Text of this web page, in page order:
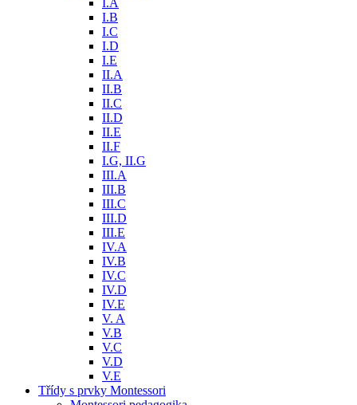
I.A
I.B
I.C
I.D
I.E
II.A
II.B
II.C
II.D
II.E
II.F
I.G, II.G
III.A
III.B
III.C
III.D
III.E
IV.A
IV.B
IV.C
IV.D
IV.E
V. A
V.B
V.C
V.D
V.E
Třídy s prvky Montessori